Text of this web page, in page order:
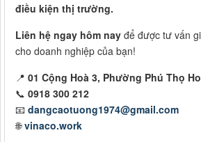
điều kiện thị trường.
Liên hệ ngay hôm nay để được tư vấn
cho doanh nghiệp của bạn!
📍 01 Cộng Hoà 3, Phường Phú Thọ
📞 0918 300 212
📧 dangcaotuong1974@gmail.com
🌐vinaco.work